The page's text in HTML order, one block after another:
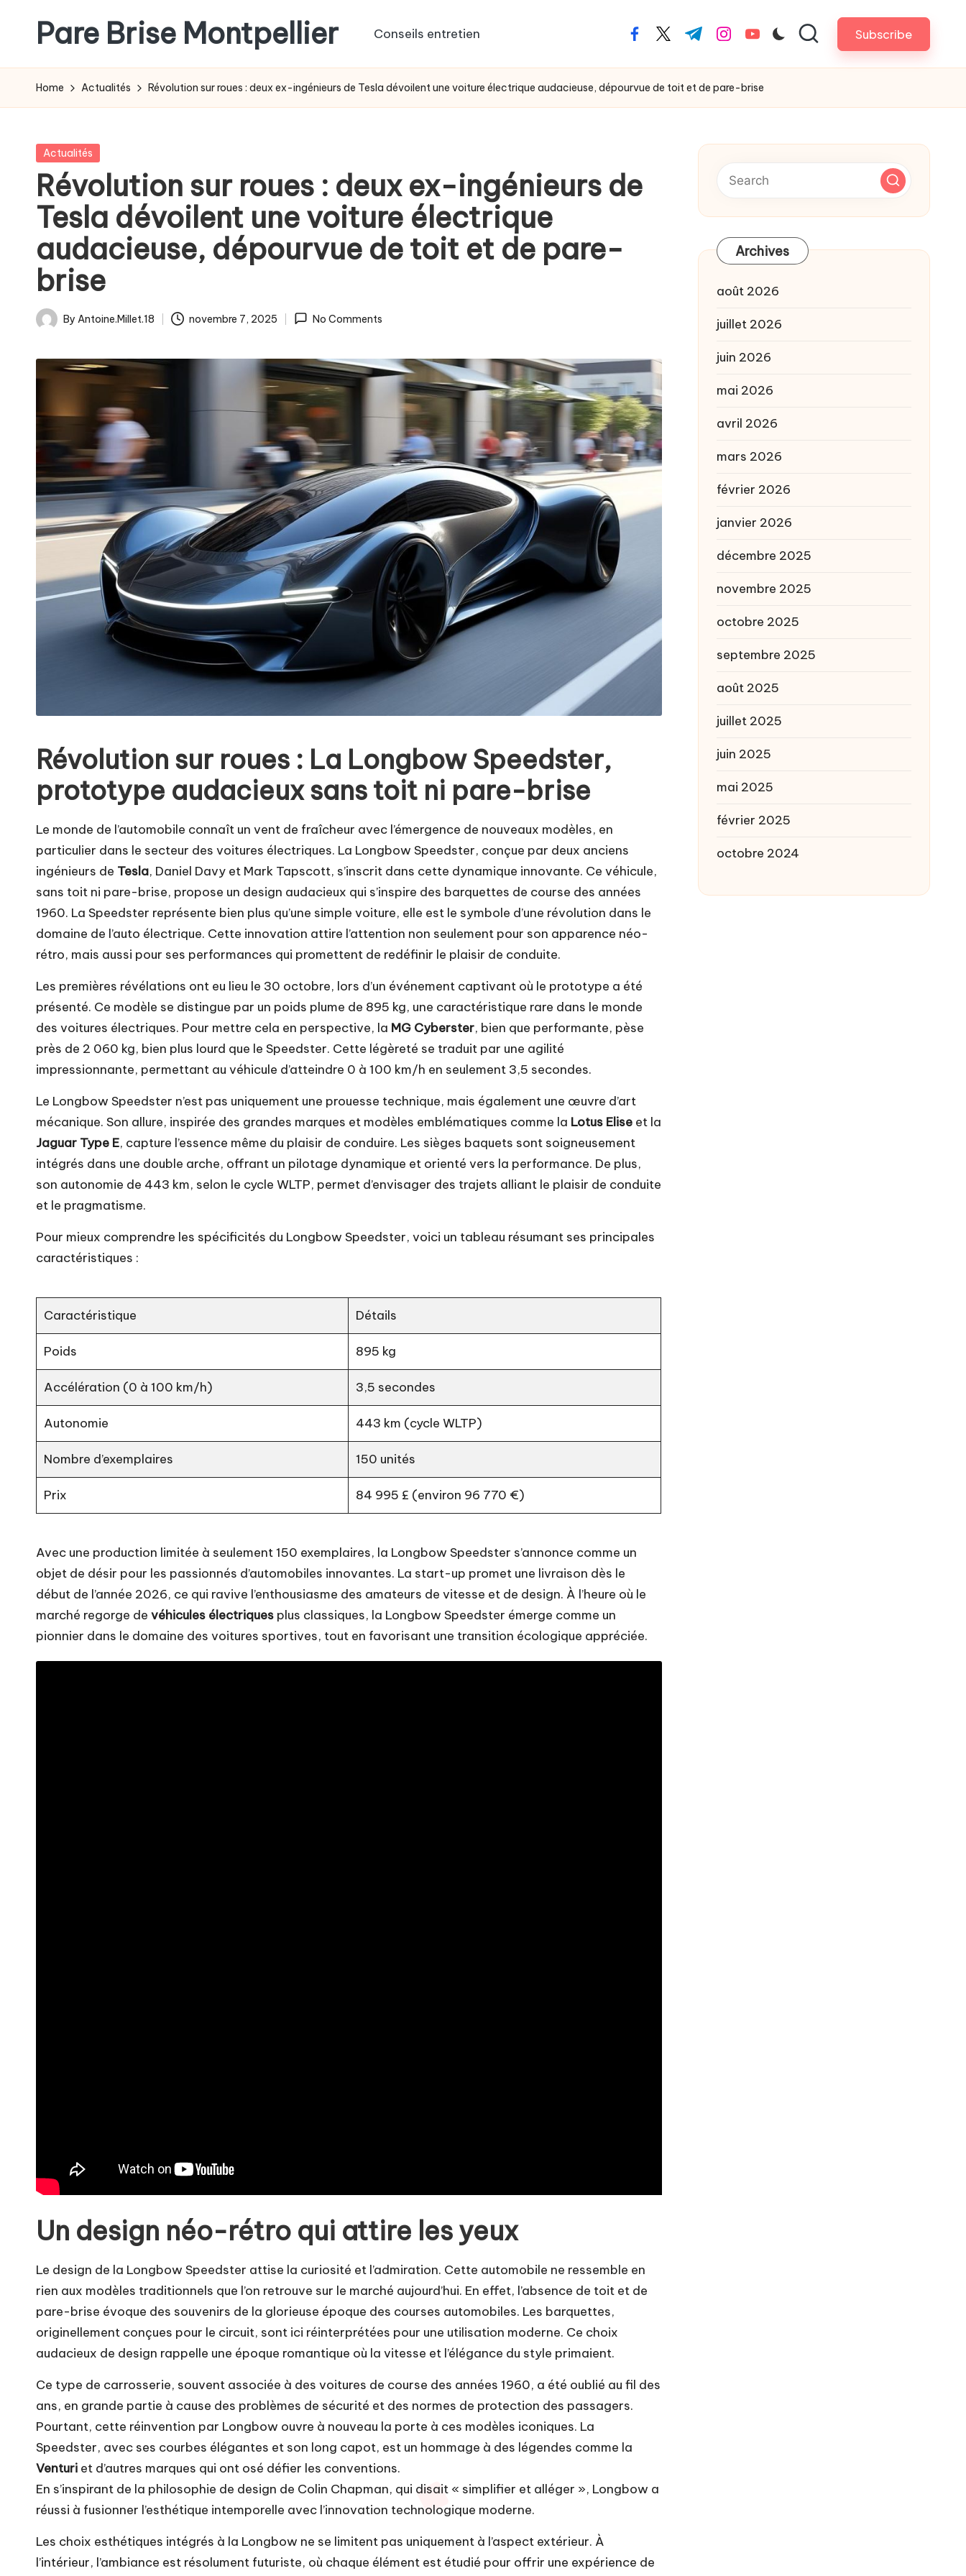
content
Pare Brise Montpellier Conseils entretien facebook.com
twitter.com
t.me instagram.com
youtube.com Subscribe
Home Actualités Révolution sur roues : deux ex-ingénieurs de Tesla dévoilent une voiture électrique audacieuse, dépourvue de toit et de pare-brise
Posted
Actualités
Révolution sur roues : deux ex-ingénieurs de
Tesla dévoilent une voiture électrique
audacieuse, dépourvue de toit et de pare-
brise
Posted
By Antoine.Millet.18 novembre 7, 2025 No Comments
Révolution sur roues : La Longbow Speedster,
prototype audacieux sans toit ni pare-brise
Le monde de l’automobile connaît un vent de fraîcheur avec l’émergence de nouveaux modèles, en
particulier dans le secteur des voitures électriques. La Longbow Speedster, conçue par deux anciens
ingénieurs de Tesla, Daniel Davy et Mark Tapscott, s’inscrit dans cette dynamique innovante. Ce véhicule,
sans toit ni pare-brise, propose un design audacieux qui s’inspire des barquettes de course des années
1960. La Speedster représente bien plus qu’une simple voiture, elle est le symbole d’une révolution dans le
domaine de l’auto électrique. Cette innovation attire l’attention non seulement pour son apparence néo-
rétro, mais aussi pour ses performances qui promettent de redéfinir le plaisir de conduite.
Les premières révélations ont eu lieu le 30 octobre, lors d’un événement captivant où le prototype a été
présenté. Ce modèle se distingue par un poids plume de 895 kg, une caractéristique rare dans le monde
des voitures électriques. Pour mettre cela en perspective, la MG Cyberster, bien que performante, pèse
près de 2 060 kg, bien plus lourd que le Speedster. Cette légèreté se traduit par une agilité
impressionnante, permettant au véhicule d’atteindre 0 à 100 km/h en seulement 3,5 secondes.
Le Longbow Speedster n’est pas uniquement une prouesse technique, mais également une œuvre d’art
mécanique. Son allure, inspirée des grandes marques et modèles emblématiques comme la Lotus Elise et la
Jaguar Type E, capture l’essence même du plaisir de conduire. Les sièges baquets sont soigneusement
intégrés dans une double arche, offrant un pilotage dynamique et orienté vers la performance. De plus,
son autonomie de 443 km, selon le cycle WLTP, permet d’envisager des trajets alliant le plaisir de conduite
et le pragmatisme.
Pour mieux comprendre les spécificités du Longbow Speedster, voici un tableau résumant ses principales
caractéristiques :
Caractéristique Détails
Poids 895 kg
Accélération (0 à 100 km/h) 3,5 secondes
Autonomie 443 km (cycle WLTP)
Nombre d’exemplaires 150 unités
Prix 84 995 £ (environ 96 770 €)
Avec une production limitée à seulement 150 exemplaires, la Longbow Speedster s’annonce comme un
objet de désir pour les passionnés d’automobiles innovantes. La start-up promet une livraison dès le
début de l’année 2026, ce qui ravive l’enthousiasme des amateurs de vitesse et de design. À l’heure où le
marché regorge de véhicules électriques plus classiques, la Longbow Speedster émerge comme un
pionnier dans le domaine des voitures sportives, tout en favorisant une transition écologique appréciée.
Un design néo-rétro qui attire les yeux
Le design de la Longbow Speedster attise la curiosité et l’admiration. Cette automobile ne ressemble en
rien aux modèles traditionnels que l’on retrouve sur le marché aujourd’hui. En effet, l’absence de toit et de
pare-brise évoque des souvenirs de la glorieuse époque des courses automobiles. Les barquettes,
originellement conçues pour le circuit, sont ici réinterprétées pour une utilisation moderne. Ce choix
audacieux de design rappelle une époque romantique où la vitesse et l’élégance du style primaient.
Ce type de carrosserie, souvent associée à des voitures de course des années 1960, a été oublié au fil des
ans, en grande partie à cause des problèmes de sécurité et des normes de protection des passagers.
Pourtant, cette réinvention par Longbow ouvre à nouveau la porte à ces modèles iconiques. La
Speedster, avec ses courbes élégantes et son long capot, est un hommage à des légendes comme la
Venturi et d’autres marques qui ont osé défier les conventions.
En s’inspirant de la philosophie de design de Colin Chapman, qui disait « simplifier et alléger », Longbow a
réussi à fusionner l’esthétique intemporelle avec l’innovation technologique moderne.
Les choix esthétiques intégrés à la Longbow ne se limitent pas uniquement à l’aspect extérieur. À
l’intérieur, l’ambiance est résolument futuriste, où chaque élément est étudié pour offrir une expérience de
Archives
août 2026
juillet 2026
juin 2026
mai 2026
avril 2026
mars 2026
février 2026
janvier 2026
décembre 2025
novembre 2025
octobre 2025
septembre 2025
août 2025
juillet 2025
juin 2025
mai 2025
février 2025
octobre 2024